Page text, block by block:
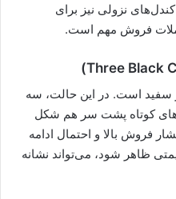
نزولی نیز برای
فروش مهم است.
سفید است. در این حالت، سه
کوتاه پشت سر هم شکل
فروش بالا و احتمال ادامه
ظاهر شود، می‌تواند نشانه